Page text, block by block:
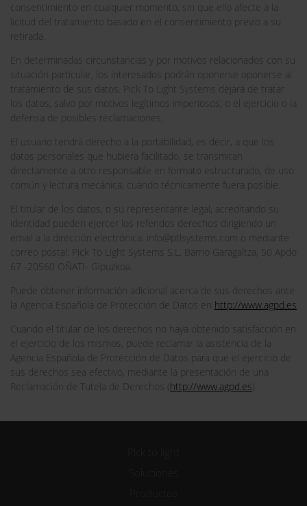
consentimiento en cualquier momento, sin que ello afecte a la
licitud del tratamiento basado en el consentimiento previo a su
retirada.
En determinadas circunstancias y por motivos relacionados con su
situación particular, los interesados podrán oponerse oponerse al
tratamiento de sus datos. Pick To Light Systems dejará de tratar
los datos, salvo por motivos legítimos imperiosos, o el ejercicio o la
defensa de posibles reclamaciones.
El usuario tendrá derecho a la portabilidad, es decir, a que los
datos personales que hubiera facilitado, se transmitan
directamente a otro responsable en formato estructurado, de uso
común y lectura mecánica, cuando técnicamente fuera posible.
El titular de los datos, o su representante legal, acreditando su
identidad pueden ejercer los referidos derechos dirigiendo un
email a la dirección electrónica: info@ptlsystems.com o mediante
correo postal: Pick To Light Systems S.L. Barrio Garagaltza, 50 Apdo
67 -20560 OÑATI- Gipuzkoa.
Puede obtener información adicional acerca de sus derechos ante
la Agencia Española de Protección de Datos en http://www.agpd.es
Cuando el titular de los derechos no haya obtenido satisfacción en
el ejercicio de los mismos, puede reclamar la asistencia de la
Agencia Española de Protección de Datos para que el ejercicio de
sus derechos sea efectivo, mediante la presentación de una
Reclamación de Tutela de Derechos (http://www.agpd.es).